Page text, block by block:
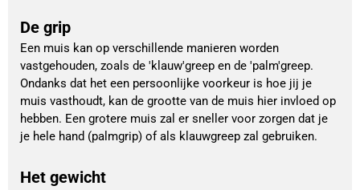
De grip
Een muis kan op verschillende manieren worden
vastgehouden, zoals de 'klauw'greep en de 'palm'greep.
Ondanks dat het een persoonlijke voorkeur is hoe jij je
muis vasthoudt, kan de grootte van de muis hier invloed op
hebben. Een grotere muis zal er sneller voor zorgen dat je
je hele hand (palmgrip) of als klauwgreep zal gebruiken.
Het gewicht